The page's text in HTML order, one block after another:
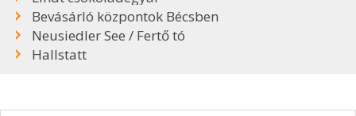
Bevásárló központok Bécsben
Neusiedler See / Fertő tó
Hallstatt